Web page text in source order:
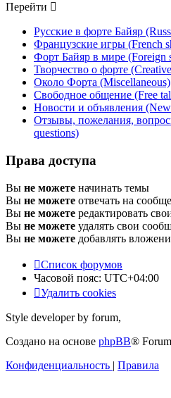
Перейти
Русские в форте Байяр
Французские игры (French
Форт Байяр в мире (Foreign
Творчество о форте
Около Форта (Miscellaneous)
Свободное общение (Free
Новости и объявления
Отзывы, пожелания,
questions)
Права доступа
Вы не можете начинать темы
Вы не можете отвечать на
Вы не можете редактировать
Вы не можете удалять свои
Вы не можете добавлять
Список форумов
Часовой пояс: UTC+04:00
Удалить cookies
Style developer by forum,
Создано на основе phpBB®
Конфиденциальность | Правила